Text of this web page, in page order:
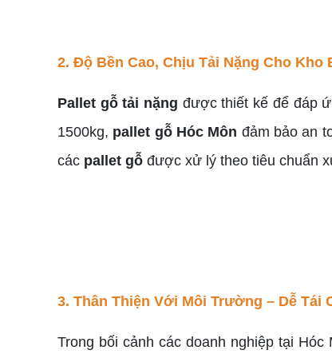
2. Độ Bền Cao, Chịu Tải Nặng Cho Kho
Pallet gỗ tải nặng được thiết kế để đáp
1500kg, pallet gỗ Hóc Môn đảm bảo an
các pallet gỗ được xử lý theo tiêu chuẩn
3. Thân Thiện Với Môi Trường – Dễ Tái
Trong bối cảnh các doanh nghiệp tại